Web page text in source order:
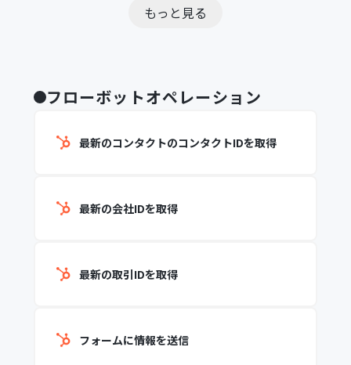
もっと見る
フローボットオペレーション
最新のコンタクトのコンタクトIDを取得
最新の会社IDを取得
最新の取引IDを取得
フォームに情報を送信